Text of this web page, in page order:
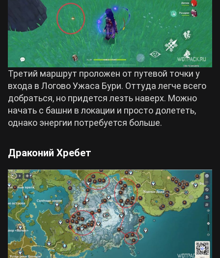
Третий маршрут проложен от путевой точки у
входа в Логово Ужаса Бури. Оттуда легче всего
добраться, но придется лезть наверх. Можно
начать с башни в локации и просто долететь,
однако энергии потребуется больше.
Драконий Хребет